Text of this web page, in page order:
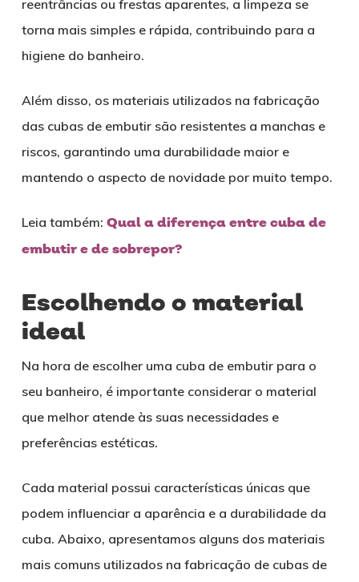
reentrâncias ou frestas aparentes, a limpeza se
torna mais simples e rápida, contribuindo para a
higiene do banheiro.
Além disso, os materiais utilizados na fabricação
das cubas de embutir são resistentes a manchas e
riscos, garantindo uma durabilidade maior e
mantendo o aspecto de novidade por muito tempo.
Leia também: Qual a diferença entre cuba de
embutir e de sobrepor?
Escolhendo o material
ideal
Na hora de escolher uma cuba de embutir para o
seu banheiro, é importante considerar o material
que melhor atende às suas necessidades e
preferências estéticas.
Cada material possui características únicas que
podem influenciar a aparência e a durabilidade da
cuba. Abaixo, apresentamos alguns dos materiais
mais comuns utilizados na fabricação de cubas de